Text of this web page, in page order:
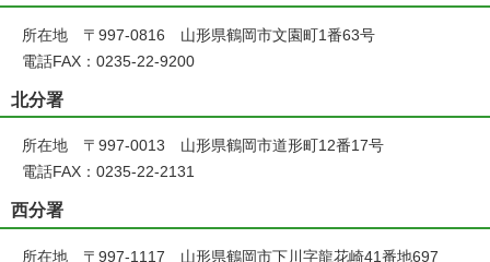
所在地 〒997-0816 山形県鶴岡市文園町1番63号
電話FAX：0235-22-9200
北分署
所在地 〒997-0013 山形県鶴岡市道形町12番17号
電話FAX：0235-22-2131
西分署
所在地 〒997-1117 山形県鶴岡市下川字龍花崎41番地697